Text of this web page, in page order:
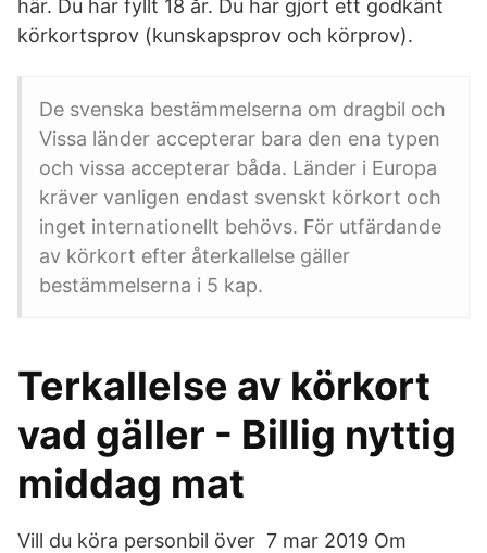
här. Du har fyllt 18 år. Du har gjort ett godkänt
körkortsprov (kunskapsprov och körprov).
De svenska bestämmelserna om dragbil och
Vissa länder accepterar bara den ena typen
och vissa accepterar båda. Länder i Europa
kräver vanligen endast svenskt körkort och
inget internationellt behövs. För utfärdande
av körkort efter återkallelse gäller
bestämmelserna i 5 kap.
Terkallelse av körkort
vad gäller - Billig nyttig
middag mat
Vill du köra personbil över 7 mar 2019 Om